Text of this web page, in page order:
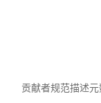
贡献者规范描述